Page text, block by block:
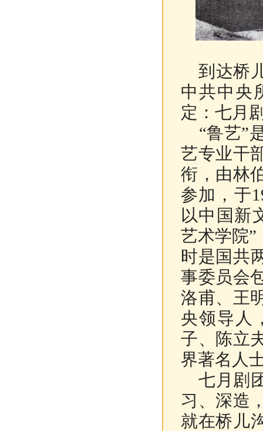
到达桥
中共中央
定：七月
“鲁艺”
艺专业干
衔，由林
参加，于
以中国新
艺术学院”
时是国共
事委员会
洛甫、王
央领导人
子、陈立
界著名人
七月剧
习、深造
就在桥儿